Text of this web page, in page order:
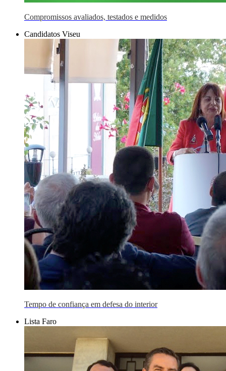
Compromissos avaliados, testados e medidos
Candidatos Viseu
Tempo de confiança em defesa do interior
Lista Faro